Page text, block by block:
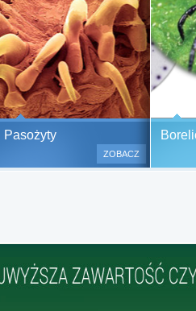
Bezbolesne testy alergiczne
500 alergenów oraz zabiegi
odczulające.
Pasożyty
ZOBACZ